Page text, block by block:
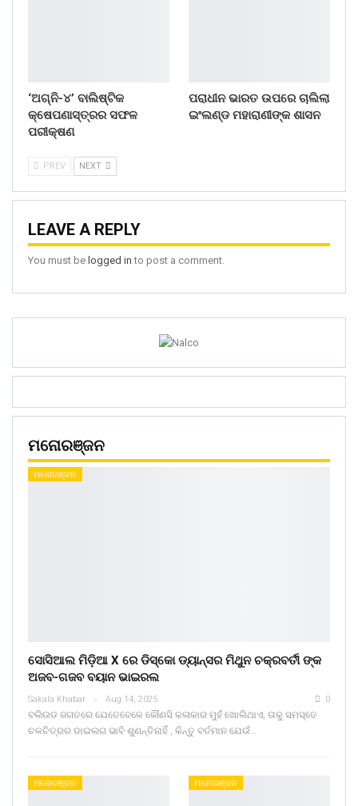
‘ଅଗ୍ନି-୪’ ବାଲିଷ୍ଟିକ
କ୍ଷେପଣାସ୍ତ୍ରର ସଫଳ
ପରୀକ୍ଷଣ
ପରାଧୀନ ଭାରତ ଉପରେ ଚାଲିଲା
ଇଂଲଣ୍ଡ ମହାରାଣୀଙ୍କ ଶାସନ
PREV NEXT
LEAVE A REPLY
You must be logged in to post a comment.
ମନୋରଞ୍ଜନ
ମନୋରଞ୍ଜନ
ସୋସିଆଲ ମିଡ଼ିଆ X ରେ ଡିସ୍କୋ ଡ୍ୟାନ୍ସର ମିଥୁନ ଚକ୍ରବର୍ତୀ ଙ୍କ
ଅଜବ-ଗଜବ ବୟାନ ଭାଇରଲ
Sakala Khabar Aug 14, 2025 0
ବଲିଉଡ ଜଗତରେ ଯେତେବେଳେ କୌଣସି କଳାକାର ମୁହଁ ଖୋଲିଥାଏ, ତାକୁ ସମସ୍ତେ
ଚଳଚିତ୍ରର ଡାଇଲଗ ଭାବି ଶୁଣନ୍ତିନାହିଁ , କିନ୍ତୁ ବର୍ତମାନ ଯେଉଁ…
ମନୋରଞ୍ଜନ ମନୋରଞ୍ଜନ